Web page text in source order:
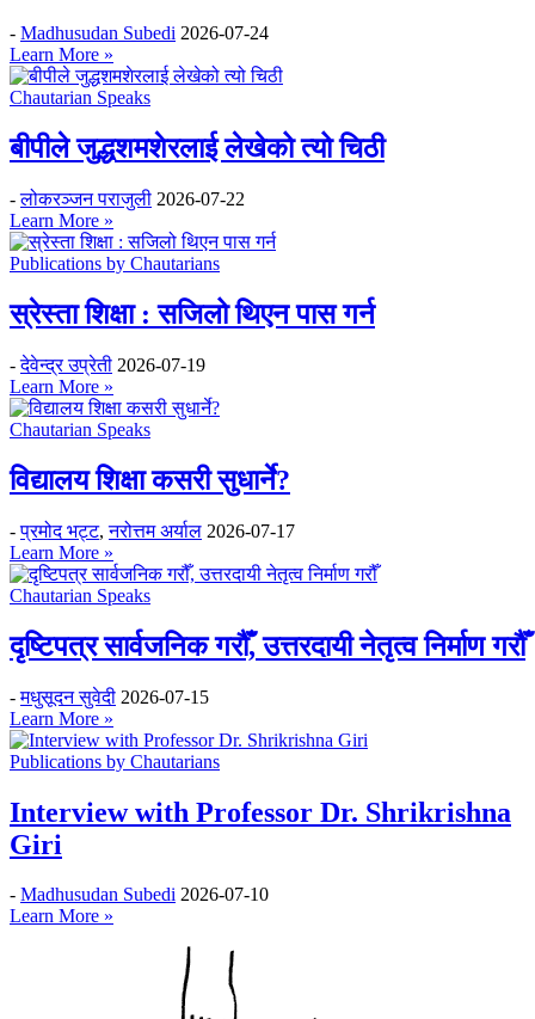
- Madhusudan Subedi 2026-07-24
Learn More »
Chautarian Speaks
बीपीले जुद्धशमशेरलाई लेखेको त्यो चिठी
-लोकरञ्‍जन पराजुली 2026-07-22
Learn More »
Publications by Chautarians
स्रेस्ता शिक्षा : सजिलो थिएन पास गर्न
-देवेन्द्र उप्रेती 2026-07-19
Learn More »
Chautarian Speaks
विद्यालय शिक्षा कसरी सुधार्ने?
-प्रमोद भट्ट,नरोत्तम अर्याल 2026-07-17
Learn More »
Chautarian Speaks
दृष्टिपत्र सार्वजनिक गरौँ, उत्तरदायी नेतृत्व निर्माण गरौँ
-मधुसूदन सुवेदी 2026-07-15
Learn More »
Publications by Chautarians
Interview with Professor Dr. Shrikrishna
Giri
- Madhusudan Subedi 2026-07-10
Learn More »